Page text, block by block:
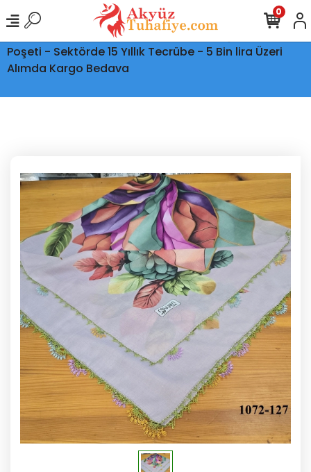
Ptt Kargo İle Tüm Türkiye'ye Teslimat - Şeffaf Kargo
Poşeti - Sektörde 15 Yıllık Tecrübe - 5 Bin lira Üzeri
Alımda Kargo Bedava
0